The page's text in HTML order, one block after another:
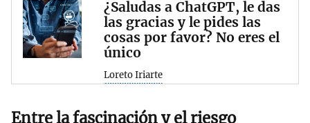
¿Saludas a ChatGPT, le das
las gracias y le pides las
cosas por favor? No eres el
único
Loreto Iriarte
Entre la fascinación y el riesgo